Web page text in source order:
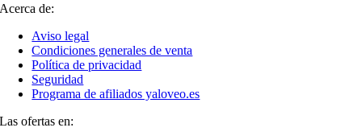
Acerca de:
Aviso legal
Condiciones generales de venta
Política de privacidad
Seguridad
Programa de afiliados yaloveo.es
Las ofertas en: